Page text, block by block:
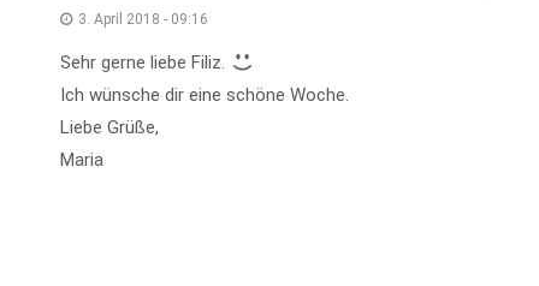
3. April 2018 - 09:16
Sehr gerne liebe Filiz.
Ich wünsche dir eine schöne Woche.
Liebe Grüße,
Maria